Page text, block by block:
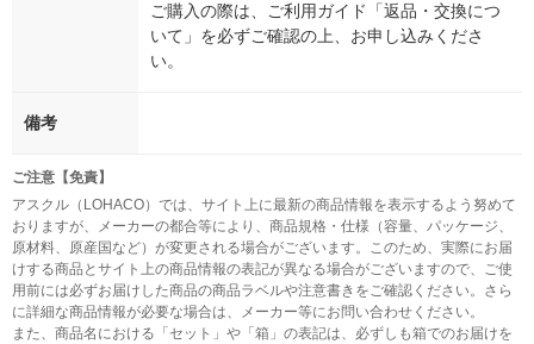
ご購入の際は、ご利用ガイド「返品・交換につ
いて」を必ずご確認の上、お申し込みくださ
い。
備考
ご注意【免責】
アスクル（LOHACO）では、サイト上に最新の商品情報を表示するよう努めて
おりますが、メーカーの都合等により、商品規格・仕様（容量、パッケージ、
原材料、原産国など）が変更される場合がございます。このため、実際にお届
けする商品とサイト上の商品情報の表記が異なる場合がございますので、ご使
用前には必ずお届けした商品の商品ラベルや注意書きをご確認ください。さら
に詳細な商品情報が必要な場合は、メーカー等にお問い合わせください。
また、商品名における「セット」や「箱」の表記は、必ずしも箱でのお届けを